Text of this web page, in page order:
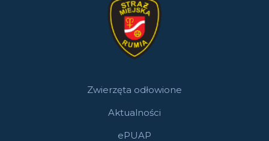
Zwierzęta odłowione
Aktualności
ePUAP